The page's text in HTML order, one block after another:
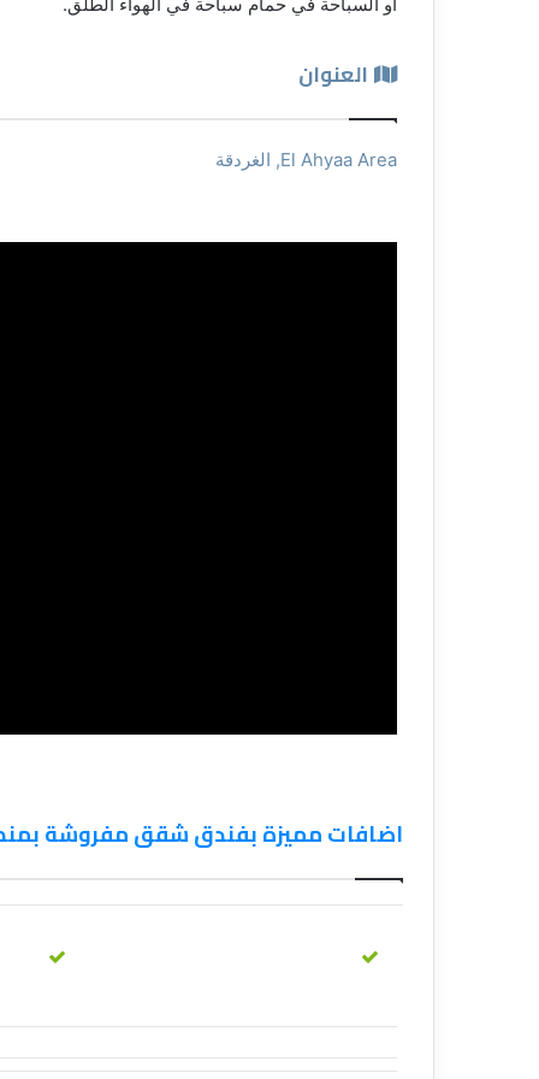
العنوان
El Ahyaa Area, الغردقة
اضافات مميزة بفندق شقق مفروشة